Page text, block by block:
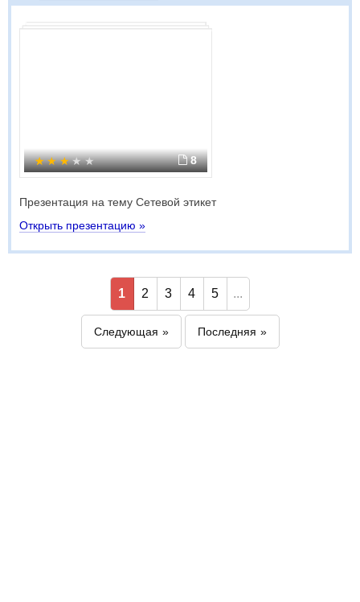
8
Презентация на тему Сетевой этикет
Открыть презентацию »
1 2 3 4 5 ...
Следующая Последняя